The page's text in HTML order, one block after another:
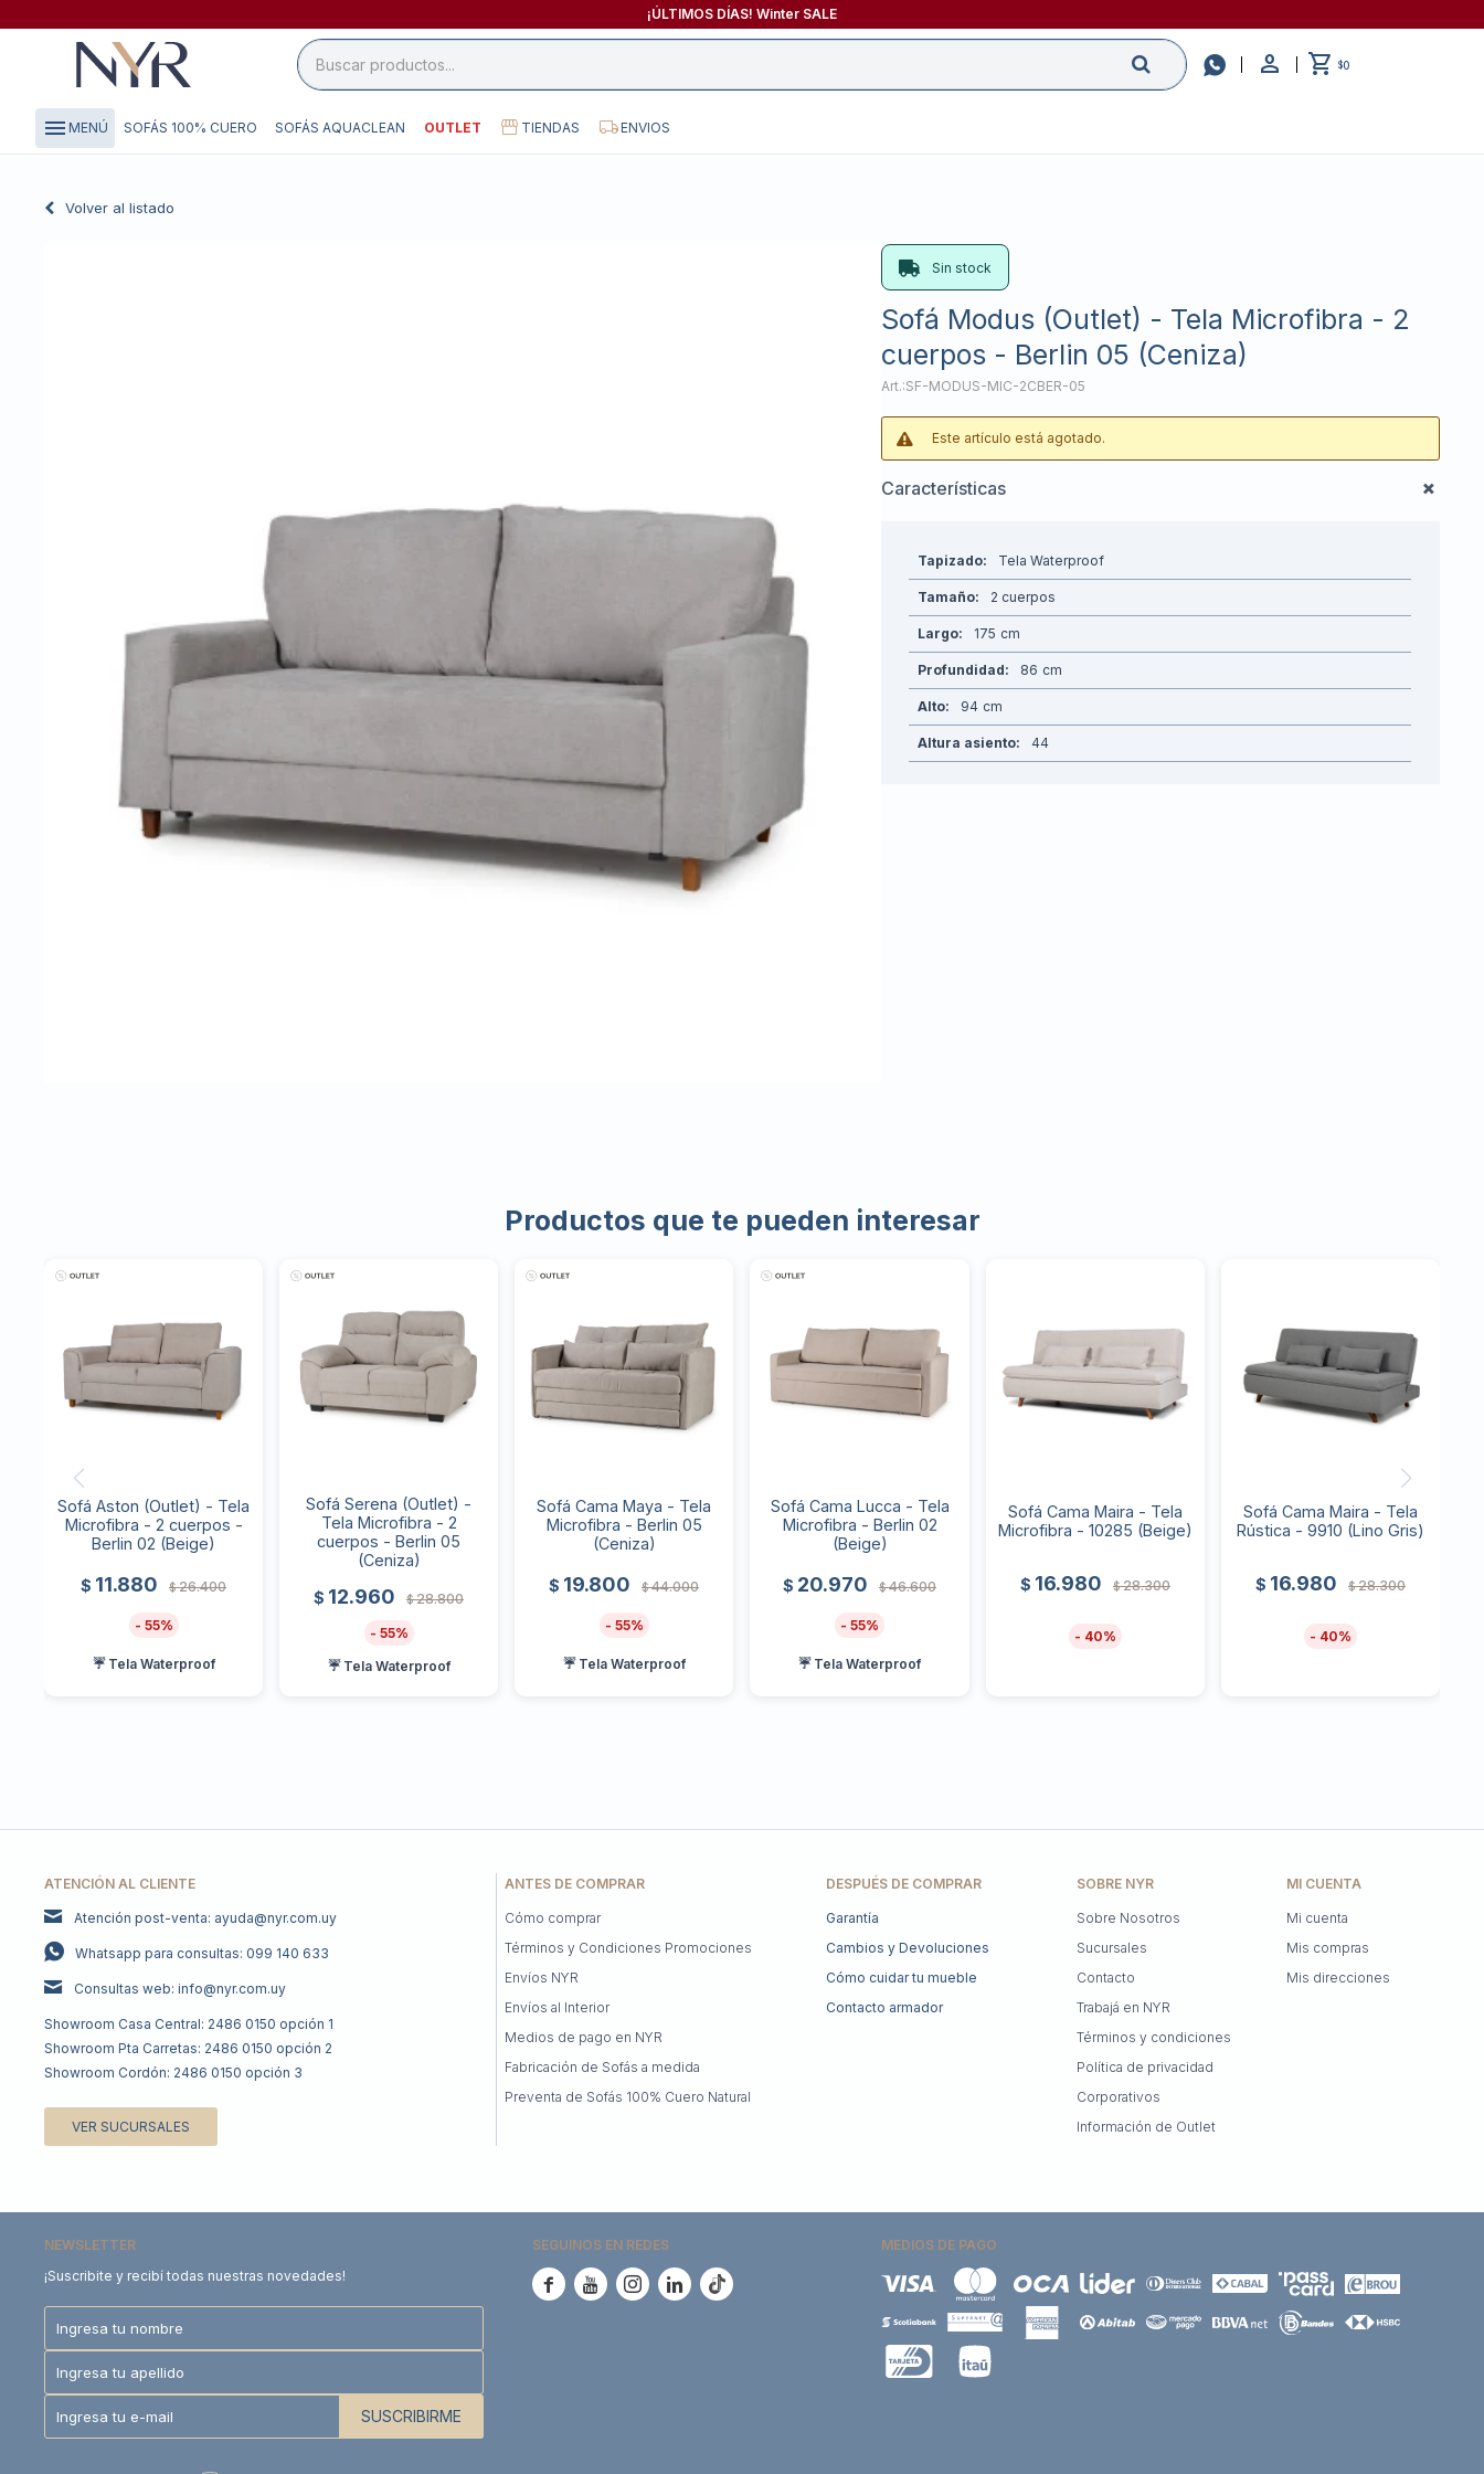
¡ÚLTIMOS DÍAS! Winter SALE
 $0
menu MENÚ SOFÁS 100% CUERO SOFÁS AQUACLEAN OUTLET TIENDAS ENVIOS
Volver al listado
Sin stock
Sofá Modus (Outlet) - Tela Microfibra - 2
cuerpos - Berlin 05 (Ceniza)
SF-MODUS-MIC-2CBER-05
Este artículo está agotado.
Características
Tapizado Tela Waterproof
Tamaño 2 cuerpos
Largo 175
Profundidad 86
Alto 94
Altura asiento 44
Productos que te pueden interesar
Sofá Aston (Outlet) - Tela
Microfibra - 2 cuerpos -
Berlin 02 (Beige)
$ 11.880 $ 26.400
55
☔ Tela Waterproof
Sofá Serena (Outlet) -
Tela Microfibra - 2
cuerpos - Berlin 05
(Ceniza)
$ 12.960 $ 28.800
55
☔ Tela Waterproof
Sofá Cama Maya - Tela
Microfibra - Berlin 05
(Ceniza)
$ 19.800 $ 44.000
55
☔ Tela Waterproof
Sofá Cama Lucca - Tela
Microfibra - Berlin 02
(Beige)
$ 20.970 $ 46.600
55
☔ Tela Waterproof
Sofá Cama Maira - Tela
Microfibra - 10285 (Beige)
$ 16.980 $ 28.300
40
Sofá Cama Maira - Tela
Rústica - 9910 (Lino Gris)
$ 16.980 $ 28.300
40
ATENCIÓN AL CLIENTE
Atención post-venta: ayuda@nyr.com.uy
Whatsapp para consultas: 099 140 633
Consultas web: info@nyr.com.uy
Showroom Casa Central: 2486 0150 opción 1
Showroom Pta Carretas: 2486 0150 opción 2
Showroom Cordón: 2486 0150 opción 3
VER SUCURSALES
DESPUÉS DE COMPRAR
Garantía
Cambios y Devoluciones
Cómo cuidar tu mueble
Contacto armador
SOBRE NYR
Sobre Nosotros
Sucursales
Contacto
Trabajá en NYR
Términos y condiciones
Política de privacidad
Corporativos
Información de Outlet
ANTES DE COMPRAR
Cómo comprar
Términos y Condiciones Promociones
Envíos NYR
Envíos al Interior
Medios de pago en NYR
Fabricación de Sofás a medida
Preventa de Sofás 100% Cuero Natural
MI CUENTA
Mi cuenta
Mis compras
Mis direcciones
NEWSLETTER
¡Suscribite y recibí todas nuestras novedades!
SUSCRIBIRME
SEGUINOS EN REDES
    
MEDIOS DE PAGO
close